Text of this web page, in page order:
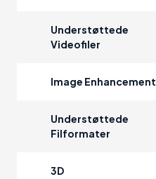
Understøttede
Videofiler
Image Enhancement
Understøttede
Filformater
3D